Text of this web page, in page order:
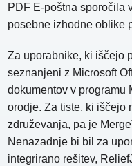
PDF E-poštna sporočila
posebne izhodne oblike
Za uporabnike, ki iščejo
seznanjeni z Microsoft
dokumentov v programu
orodje. Za tiste, ki iščejo
združevanja, pa je
Nenazadnje bi bil za
integrirano rešitev,